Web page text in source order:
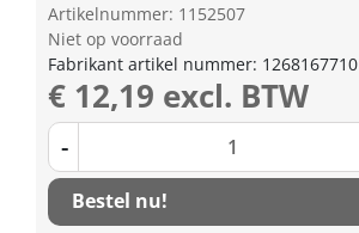
Artikelnummer: 1152507
Niet op voorraad
Fabrikant artikel nummer: 1268167710
€ 12,19 excl. BTW
-
Bestel nu!